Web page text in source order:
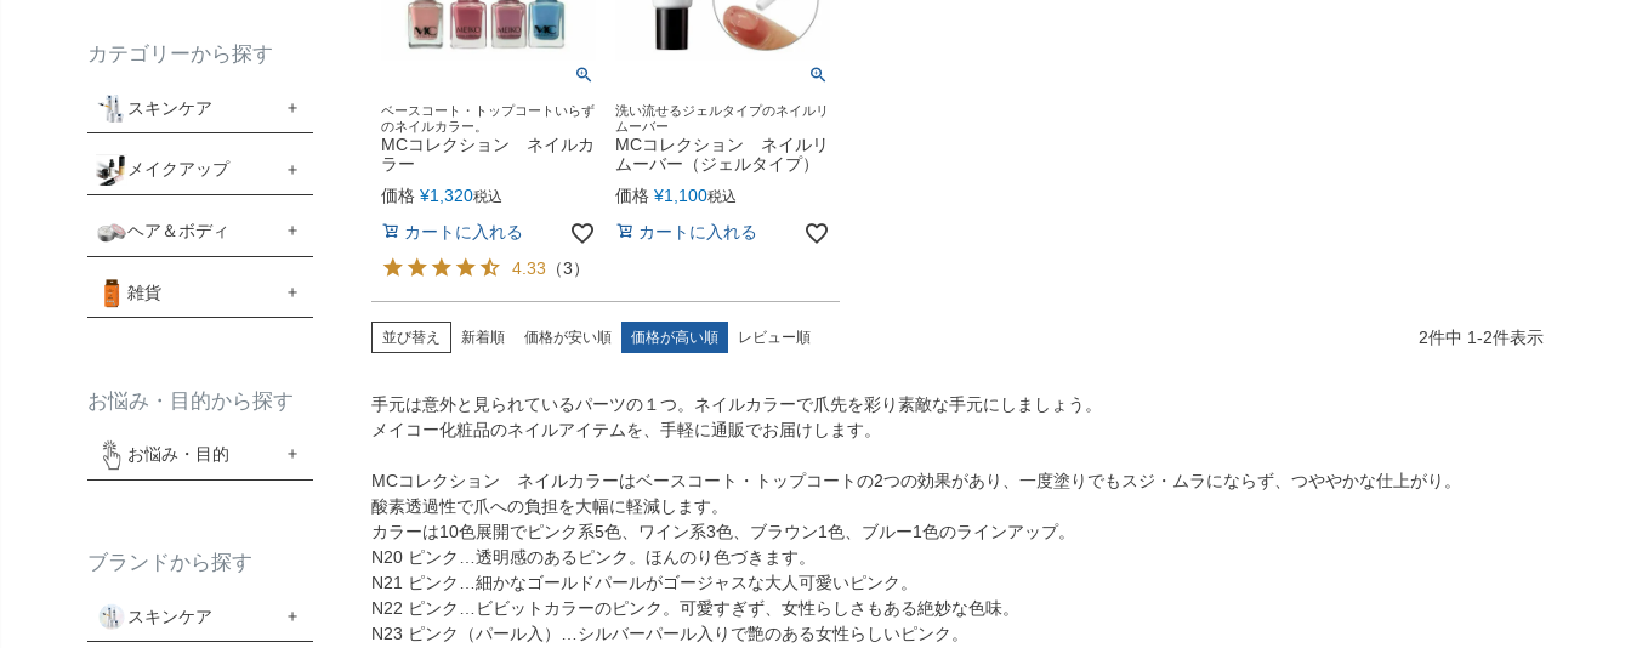
カテゴリーから探す
スキンケア
メイクアップ
ヘア＆ボディ
雑貨
お悩み・目的から探す
お悩み・目的
ブランドから探す
スキンケア
ベースコート・トップコートいらず
のネイルカラー。
MCコレクション ネイルカ
ラー
価格 ¥1,320税込
カートに入れる
4.33 （3）
洗い流せるジェルタイプのネイルリ
ムーバー
MCコレクション ネイルリ
ムーバー（ジェルタイプ）
価格 ¥1,100税込
カートに入れる
並び替え 新着順 価格が安い順 価格が高い順 レビュー順 2件中 1-2件表示
手元は意外と見られているパーツの１つ。ネイルカラーで爪先を彩り素敵な手元にしましょう。
メイコー化粧品のネイルアイテムを、手軽に通販でお届けします。
MCコレクション ネイルカラーはベースコート・トップコートの2つの効果があり、一度塗りでもスジ・ムラにならず、つややかな仕上がり。
酸素透過性で爪への負担を大幅に軽減します。
カラーは10色展開でピンク系5色、ワイン系3色、ブラウン1色、ブルー1色のラインアップ。
N20 ピンク…透明感のあるピンク。ほんのり色づきます。
N21 ピンク…細かなゴールドパールがゴージャスな大人可愛いピンク。
N22 ピンク…ビビットカラーのピンク。可愛すぎず、女性らしさもある絶妙な色味。
N23 ピンク（パール入）…シルバーパール入りで艶のある女性らしいピンク。